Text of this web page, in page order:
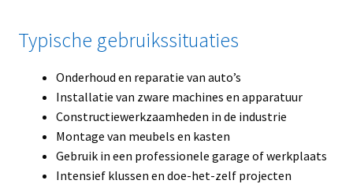
Typische gebruikssituaties
Onderhoud en reparatie van auto’s
Installatie van zware machines en apparatuur
Constructiewerkzaamheden in de industrie
Montage van meubels en kasten
Gebruik in een professionele garage of werkplaats
Intensief klussen en doe-het-zelf projecten